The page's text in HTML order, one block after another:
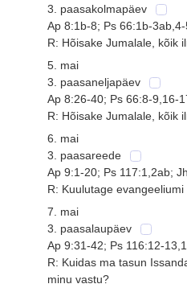
3. paasakolmapäev
Ap 8:1b-8; Ps 66:1b-
R: Hõisake Jumalale, kõik
5. mai
3. paasaneljapäev
Ap 8:26-40; Ps 66:8-9,16-
R: Hõisake Jumalale, kõik
6. mai
3. paasareede
Ap 9:1-20; Ps 117:1,2ab;
R: Kuulutage evangeeliumi
7. mai
3. paasalaupäev
Ap 9:31-42; Ps 116:12-
R: Kuidas ma tasun
minu vastu?